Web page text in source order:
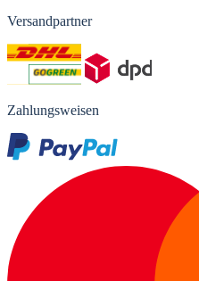
Versandpartner
Zahlungsweisen